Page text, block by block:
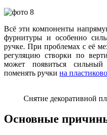
Всё эти компоненты
фурнитуры и особенно
ручке. При проблемах с её
регуляцию створки по
может появиться сильный
поменять ручки на
Снятие декоративной
Основные